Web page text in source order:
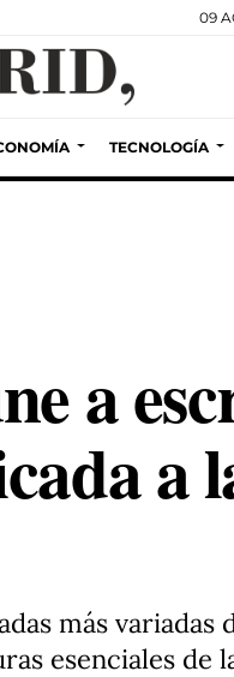
09
TECNOLOGÍA
a
a
más variadas
esenciales de